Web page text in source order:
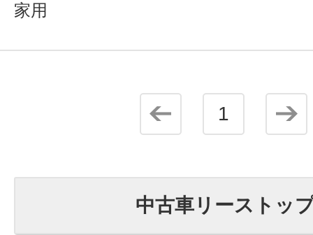
家用
1
中古車リーストッ